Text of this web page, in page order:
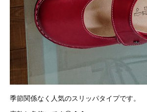
季節関係なく人気のスリッパタイプです。